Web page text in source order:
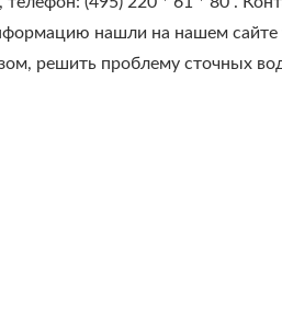
нашли на нашем
решить проблему сточных